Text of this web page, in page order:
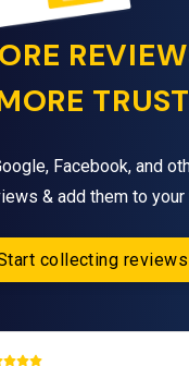
TRUST
Facebook, and
& add them to
collecting reviews